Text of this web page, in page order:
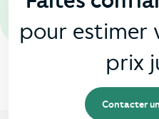
pour estimer
prix
Contacter